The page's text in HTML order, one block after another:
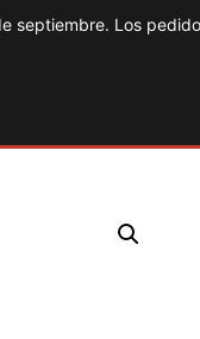
septiembre. Los